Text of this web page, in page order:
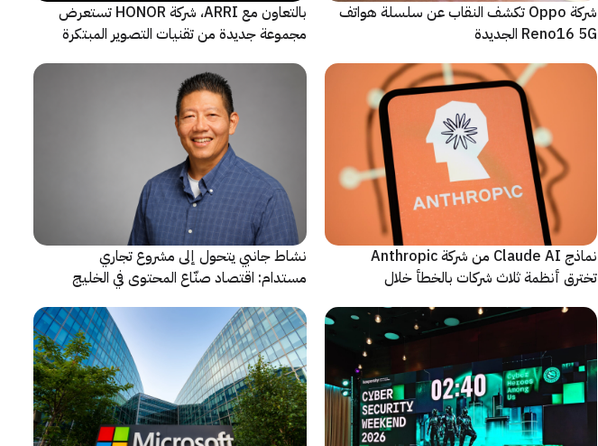
شركة Oppo تكشف النقاب عن سلسلة هواتف
Reno16 5G الجديدة
بالتعاون مع ARRI، شركة HONOR تستعرض
مجموعة جديدة من تقنيات التصوير المبتكرة
نماذج Claude AI من شركة Anthropic
تخترق أنظمة ثلاث شركات بالخطأ خلال
نشاط جانبي يتحول إلى مشروع تجاري
مستدام: اقتصاد صنّاع المحتوى في الخليج